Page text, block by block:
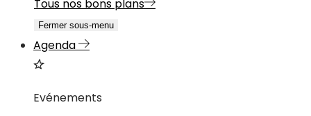
Tous nos bons plans
Fermer sous-menu
Agenda
Evénements